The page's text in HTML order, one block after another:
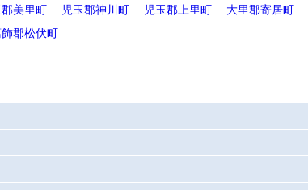
郡美里町 児玉郡神川町 児玉郡上里町
大里郡寄居町
郡松伏町